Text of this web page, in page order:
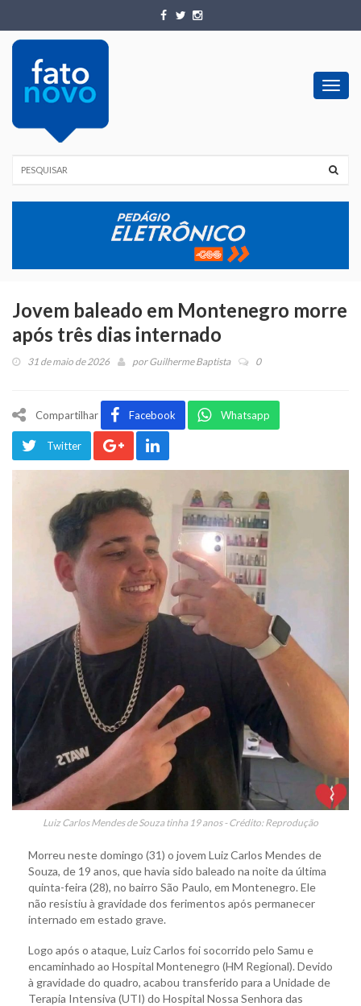
Jovem baleado em Montenegro morre
após três dias internado
31 de maio de 2026 porGuilherme Baptista 0
Compartilhar Facebook Whatsapp
Twitter
Luiz Carlos Mendes de Souza tinha 19 anos - Crédito: Reprodução
Morreu neste domingo (31) o jovem Luiz Carlos Mendes de
Souza, de 19 anos, que havia sido baleado na noite da última
quinta-feira (28), no bairro São Paulo, em Montenegro. Ele
não resistiu à gravidade dos ferimentos após permanecer
internado em estado grave.
Logo após o ataque, Luiz Carlos foi socorrido pelo Samu e
encaminhado ao Hospital Montenegro (HM Regional). Devido
à gravidade do quadro, acabou transferido para a Unidade de
Terapia Intensiva (UTI) do Hospital Nossa Senhora das